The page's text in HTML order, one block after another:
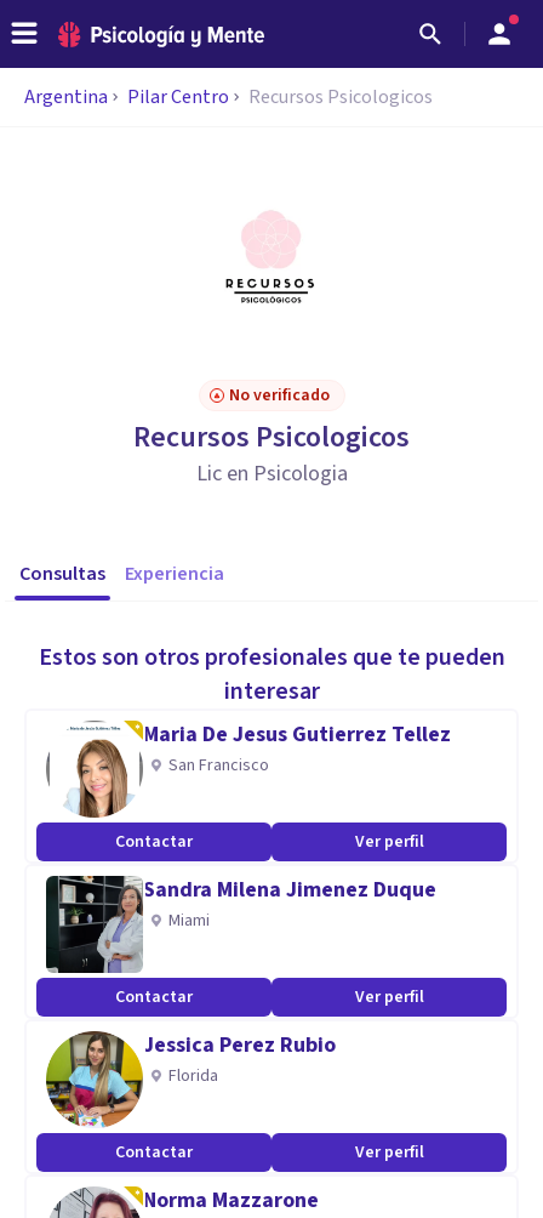
Argentina Pilar Centro Recursos Psicologicos
No verificado
Recursos Psicologicos
Lic en Psicologia
Consultas Experiencia
Estos son otros profesionales que te pueden
interesar
Maria De Jesus Gutierrez Tellez
San Francisco
Contactar Ver perfil
Sandra Milena Jimenez Duque
Miami
Contactar Ver perfil
Jessica Perez Rubio
Florida
Contactar Ver perfil
Norma Mazzarone